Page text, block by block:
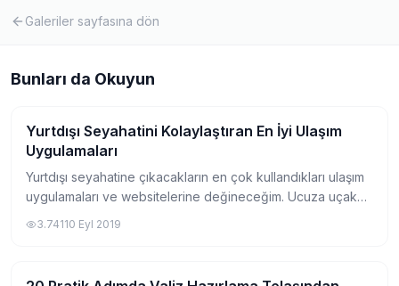
Galeriler sayfasına dön
Bunları da Okuyun
Seyahat
Yurtdışı Seyahatini Kolaylaştıran En İyi Ulaşım
Uygulamaları
Yurtdışı seyahatine çıkacakların en çok kullandıkları ulaşım
uygulamaları ve websitelerine değineceğim. Ucuza uçak
şekilde öğrenebileceksi...
3.74110 Eyl 2019